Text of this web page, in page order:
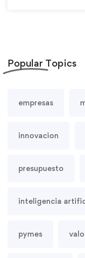
Popular Topics
empresas
innovacion
presupuesto
inteligencia
pymes